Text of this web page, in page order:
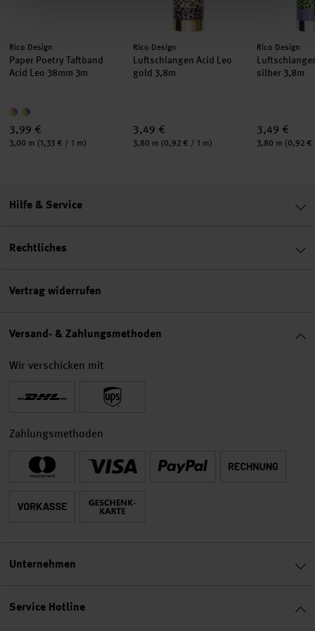
Hersteller:
Rico Design
Paper Poetry Taftband
Acid Leo 38mm 3m
3,99 €
Inhalt:
3,00 m (1,33 € / 1 m)
Hersteller:
Rico Design
Luftschlangen Acid Leo
gold 3,8m
3,49 €
Inhalt:
3,80 m (0,92 € / 1 m)
Hersteller:
Rico Design
silber 3,8m
3,49 €
Inhalt:
3,80 m (0,92 €
Service Hotline
Hilfe & Service
Rechtliches
Vertrag widerrufen
Versand- & Zahlungsmethoden
Wir verschicken mit
Zahlungsmethoden
Unternehmen